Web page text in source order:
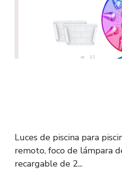
Luces de piscina para
remoto, foco de lámpara
recargable de 2...